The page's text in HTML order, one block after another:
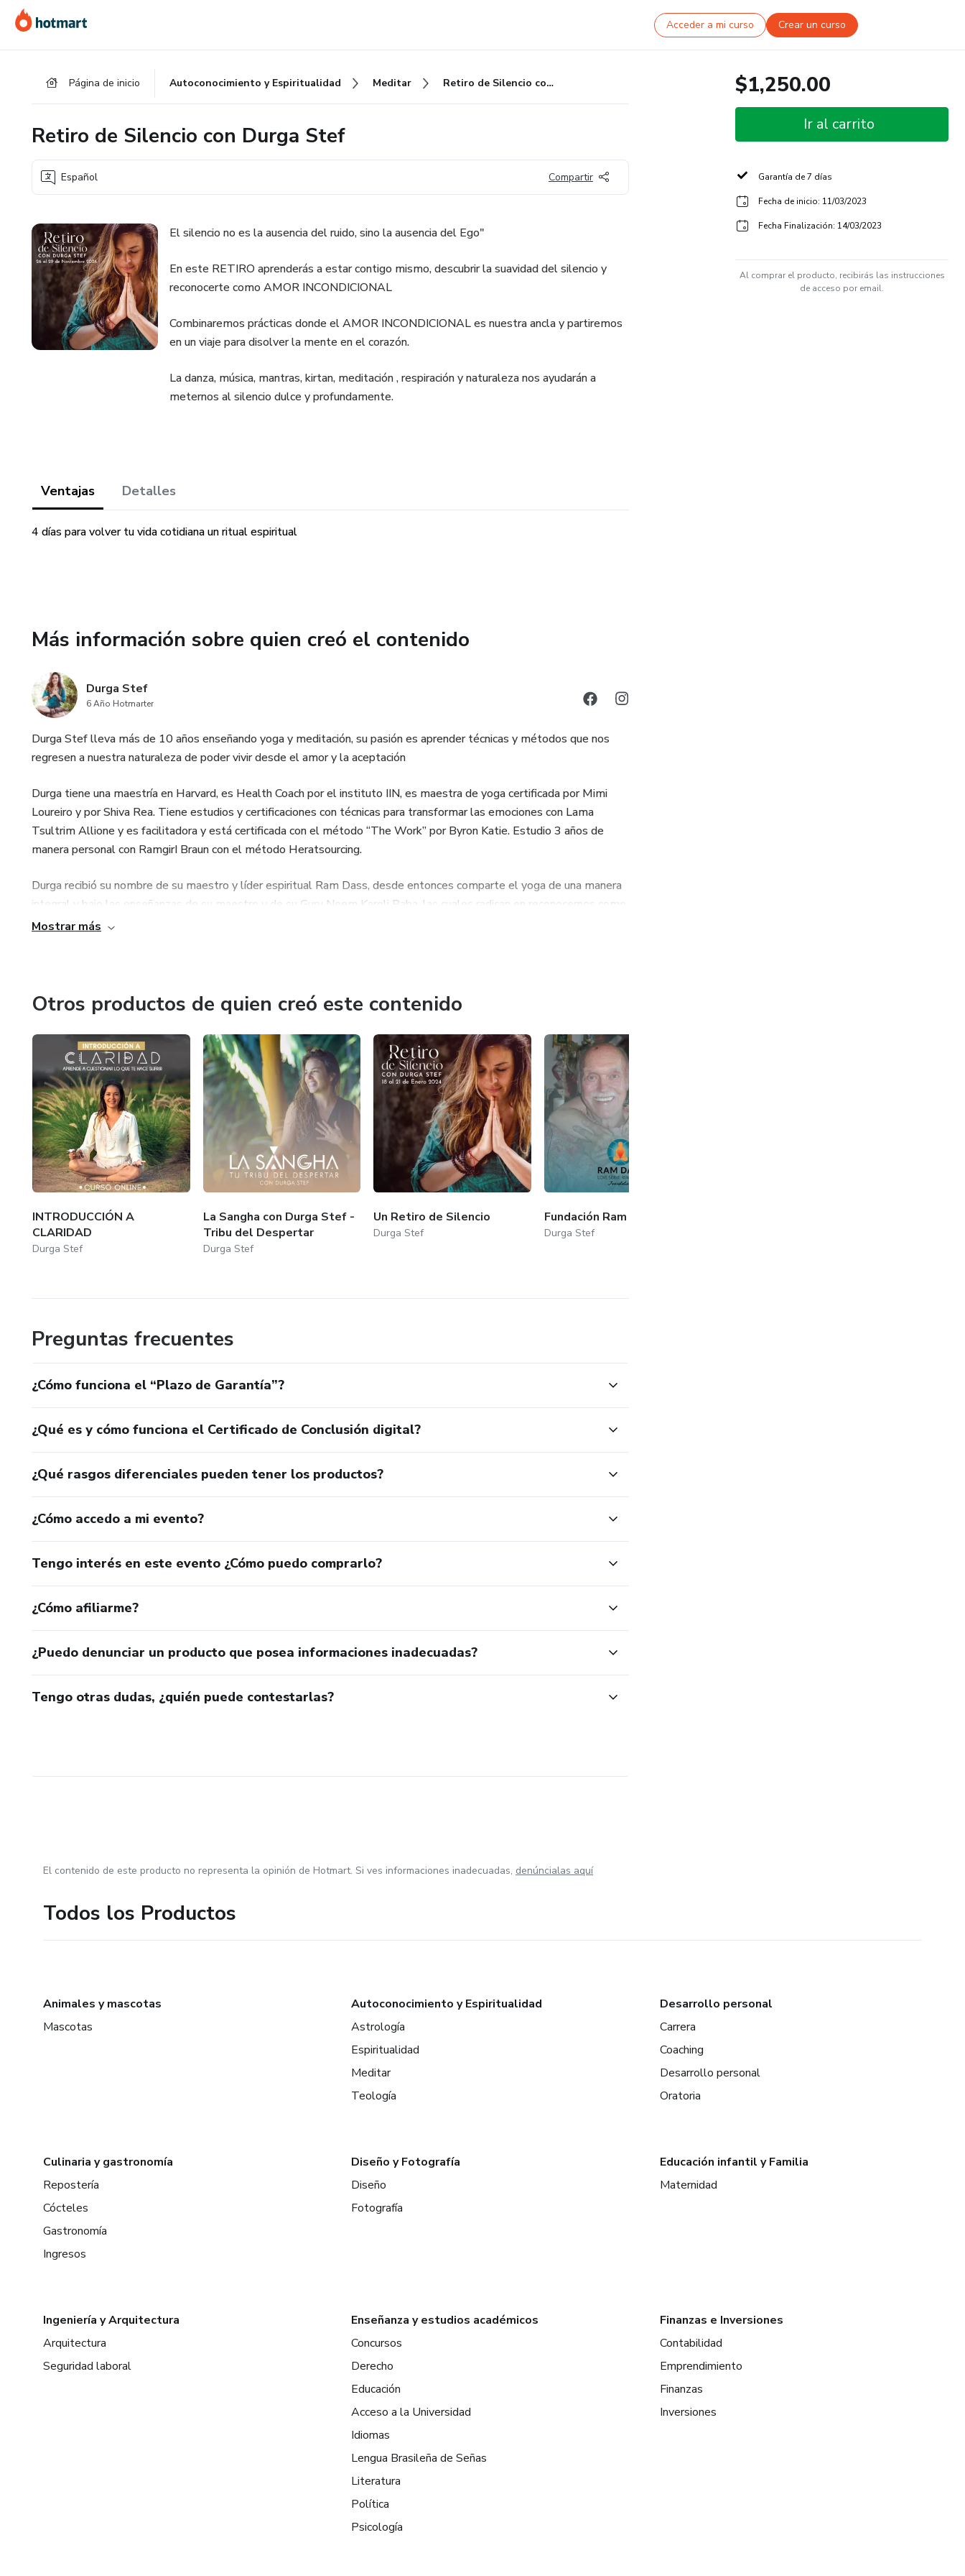
contenido
la
pie
Acceder a mi curso Crear un curso
Página de inicio Autoconocimiento y Espiritualidad Meditar Retiro de Silencio con Durga Stef
Retiro de Silencio con Durga Stef
Español Compartir
El silencio no es la ausencia del ruido, sino la ausencia del Ego"
En este RETIRO aprenderás a estar contigo mismo, descubrir la suavidad del silencio y
reconocerte como AMOR INCONDICIONAL
Combinaremos prácticas donde el AMOR INCONDICIONAL es nuestra ancla y partiremos
en un viaje para disolver la mente en el corazón.
La danza, música, mantras, kirtan, meditación , respiración y naturaleza nos ayudarán a
meternos al silencio dulce y profundamente.
Ventajas Detalles
4 días para volver tu vida cotidiana un ritual espiritual
Más información sobre quien creó el contenido
Durga Stef
6 Año Hotmarter
Durga Stef lleva más de 10 años enseñando yoga y meditación, su pasión es aprender técnicas y métodos que nos
regresen a nuestra naturaleza de poder vivir desde el amor y la aceptación
Durga tiene una maestría en Harvard, es Health Coach por el instituto IIN, es maestra de yoga certificada por Mimi
Loureiro y por Shiva Rea. Tiene estudios y certificaciones con técnicas para transformar las emociones con Lama
Tsultrim Allione y es facilitadora y está certificada con el método “The Work” por Byron Katie. Estudio 3 años de
manera personal con RamgirI Braun con el método Heratsourcing.
Durga recibió su nombre de su maestro y líder espiritual Ram Dass, desde entonces comparte el yoga de una manera
integral y bajo las enseñanzas de su maestro y de su Guru Neem Karoli Baba, las cuales radican en reconocernos como
amor incondicional.
para sanar.
Durga ama compartir su proceso y las enseñanzas de sus maestros a través de su Podcast: “Conversaciones del alma”
un programa diseñado para compartir meditaciones, entrevistas, tips y las historias que la han transformado.
Mostrar más
Otros productos de quien creó este contenido
INTRODUCCIÓN A
CLARIDAD
Durga Stef
La Sangha con Durga Stef -
Tribu del Despertar
Durga Stef
Un Retiro de Silencio
Durga Stef
Fundación Ram Dass
Durga Stef
Preguntas frecuentes
¿Cómo funciona el “Plazo de Garantía”?
¿Qué es y cómo funciona el Certificado de Conclusión digital?
¿Qué rasgos diferenciales pueden tener los productos?
¿Cómo accedo a mi evento?
Tengo interés en este evento ¿Cómo puedo comprarlo?
¿Cómo afiliarme?
¿Puedo denunciar un producto que posea informaciones inadecuadas?
Tengo otras dudas, ¿quién puede contestarlas?
$1,250.00
Ir al carrito
Garantía de 7 días
Fecha de inicio: 11/03/2023
Fecha Finalización: 14/03/2023
Al comprar el producto, recibirás las instrucciones
de acceso por email.
El contenido de este producto no representa la opinión de Hotmart. Si ves informaciones inadecuadas, denúncialas aquí
Todos los Productos
Animales y mascotas
Mascotas
Autoconocimiento y Espiritualidad
Astrología
Espiritualidad
Meditar
Teología
Desarrollo personal
Carrera
Coaching
Desarrollo personal
Oratoria
Culinaria y gastronomía
Repostería
Cócteles
Gastronomía
Ingresos
Diseño y Fotografía
Diseño
Fotografía
Educación infantil y Familia
Maternidad
Ingeniería y Arquitectura
Arquitectura
Seguridad laboral
Enseñanza y estudios académicos
Concursos
Derecho
Educación
Acceso a la Universidad
Idiomas
Lengua Brasileña de Señas
Literatura
Política
Psicología
Finanzas e Inversiones
Contabilidad
Emprendimiento
Finanzas
Inversiones